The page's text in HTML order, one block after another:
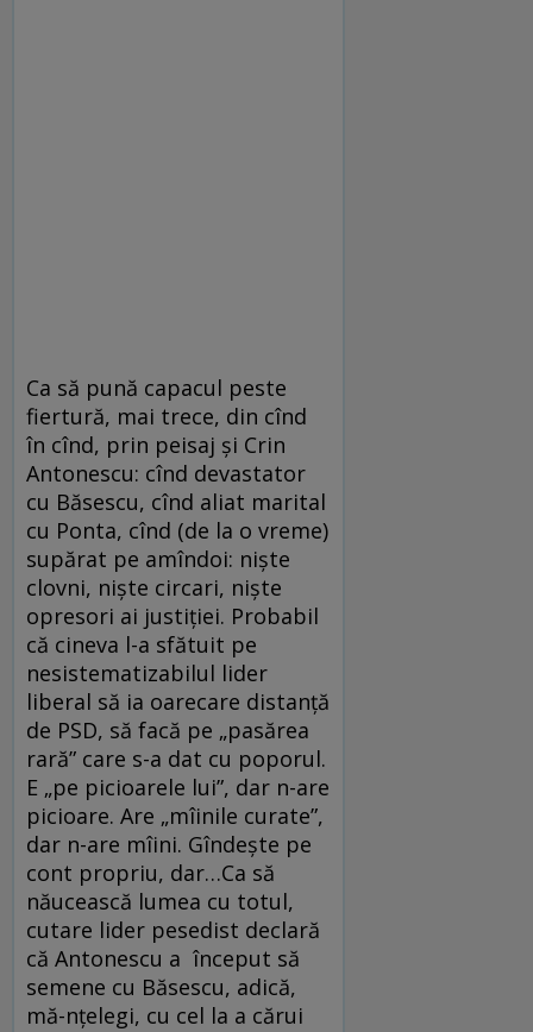
Ca să pună capacul peste
fiertură, mai trece, din cînd
în cînd, prin peisaj şi Crin
Antonescu: cînd devastator
cu Băsescu, cînd aliat marital
cu Ponta, cînd (de la o vreme)
supărat pe amîndoi: nişte
clovni, nişte circari, nişte
opresori ai justiţiei. Probabil
că cineva l-a sfătuit pe
nesistematizabilul lider
liberal să ia oarecare distanţă
de PSD, să facă pe „pasărea
rară” care s-a dat cu poporul.
E „pe picioarele lui”, dar n-are
picioare. Are „mîinile curate”,
dar n-are mîini. Gîndeşte pe
cont propriu, dar…Ca să
năucească lumea cu totul,
cutare lider pesedist declară
că Antonescu a început să
semene cu Băsescu, adică,
mă-nţelegi, cu cel la a cărui